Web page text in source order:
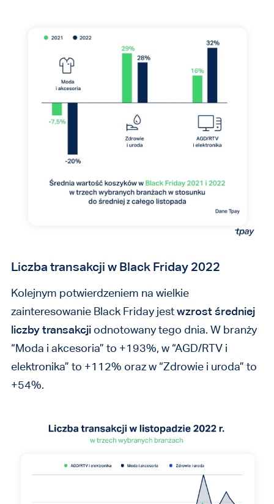
Liczba transakcji w Black Friday 2022
Kolejnym potwierdzeniem na wielkie
zainteresowanie Black Friday jestwzrost średniej
liczby transakcjiodnotowany tego dnia. W branży
“Moda i akcesoria” to +193%, w “AGD/RTV i
elektronika” to +112% oraz w “Zdrowie i uroda” to
+54%.